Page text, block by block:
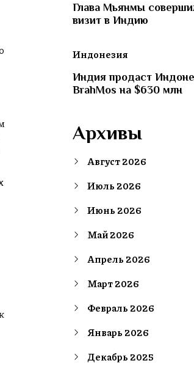
Глава Мьянмы
визит в Индию
Индонезия
Индия продаст
BrahMos на $630 млн
Архивы
Август 2026
Июль 2026
Июнь 2026
Май 2026
Апрель 2026
Март 2026
Февраль 2026
Январь 2026
Декабрь 2025